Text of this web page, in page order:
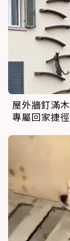
屋外牆釘滿
專屬回家捷